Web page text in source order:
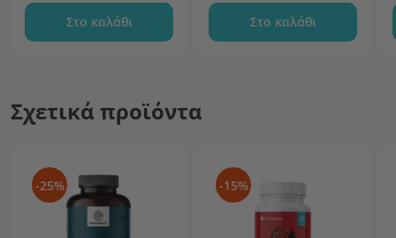
Στο καλάθι Στο καλάθι
Σχετικά προϊόντα
-25% -15%